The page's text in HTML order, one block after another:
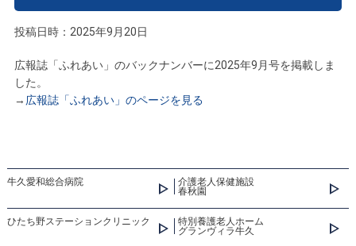
投稿日時：2025年9月20日
広報誌「ふれあい」のバックナンバーに2025年9月号を掲載しま
した。
→ 広報誌「ふれあい」のページを見る
牛久愛和総合病院
介護老人保健施設
春秋園
ひたち野ステーションクリニック
特別養護老人ホーム
グランヴィラ牛久